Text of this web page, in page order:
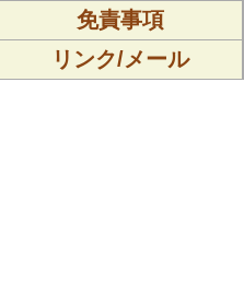
免責事項
リンク/メール